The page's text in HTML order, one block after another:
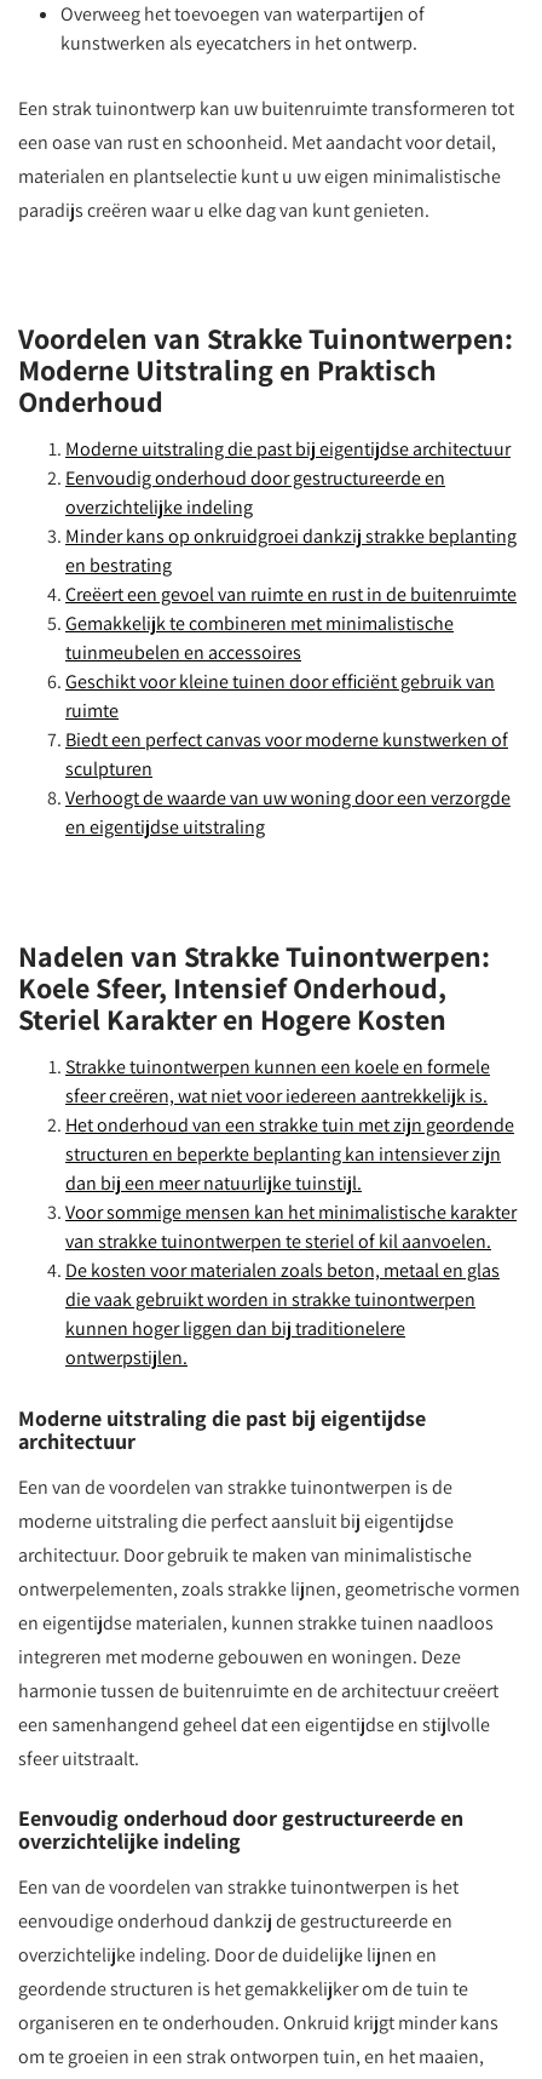
Overweeg het toevoegen van waterpartijen of
kunstwerken als eyecatchers in het ontwerp.
Een strak tuinontwerp kan uw buitenruimte transformeren tot
een oase van rust en schoonheid. Met aandacht voor detail,
materialen en plantselectie kunt u uw eigen minimalistische
paradijs creëren waar u elke dag van kunt genieten.
Voordelen van Strakke Tuinontwerpen:
Moderne Uitstraling en Praktisch
Onderhoud
Moderne uitstraling die past bij eigentijdse architectuur
Eenvoudig onderhoud door gestructureerde en
overzichtelijke indeling
Minder kans op onkruidgroei dankzij strakke beplanting
en bestrating
Creëert een gevoel van ruimte en rust in de buitenruimte
Gemakkelijk te combineren met minimalistische
tuinmeubelen en accessoires
Geschikt voor kleine tuinen door efficiënt gebruik van
ruimte
Biedt een perfect canvas voor moderne kunstwerken of
sculpturen
Verhoogt de waarde van uw woning door een verzorgde
en eigentijdse uitstraling
Nadelen van Strakke Tuinontwerpen:
Koele Sfeer, Intensief Onderhoud,
Steriel Karakter en Hogere Kosten
Strakke tuinontwerpen kunnen een koele en formele
sfeer creëren, wat niet voor iedereen aantrekkelijk is.
Het onderhoud van een strakke tuin met zijn geordende
structuren en beperkte beplanting kan intensiever zijn
dan bij een meer natuurlijke tuinstijl.
Voor sommige mensen kan het minimalistische karakter
van strakke tuinontwerpen te steriel of kil aanvoelen.
De kosten voor materialen zoals beton, metaal en glas
die vaak gebruikt worden in strakke tuinontwerpen
kunnen hoger liggen dan bij traditionelere
ontwerpstijlen.
Moderne uitstraling die past bij eigentijdse
architectuur
Een van de voordelen van strakke tuinontwerpen is de
moderne uitstraling die perfect aansluit bij eigentijdse
architectuur. Door gebruik te maken van minimalistische
ontwerpelementen, zoals strakke lijnen, geometrische vormen
en eigentijdse materialen, kunnen strakke tuinen naadloos
integreren met moderne gebouwen en woningen. Deze
harmonie tussen de buitenruimte en de architectuur creëert
een samenhangend geheel dat een eigentijdse en stijlvolle
sfeer uitstraalt.
Eenvoudig onderhoud door gestructureerde en
overzichtelijke indeling
Een van de voordelen van strakke tuinontwerpen is het
eenvoudige onderhoud dankzij de gestructureerde en
overzichtelijke indeling. Door de duidelijke lijnen en
geordende structuren is het gemakkelijker om de tuin te
organiseren en te onderhouden. Onkruid krijgt minder kans
om te groeien in een strak ontworpen tuin, en het maaien,